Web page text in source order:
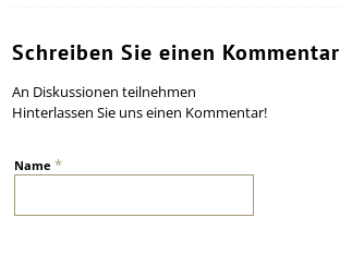
Schreiben Sie einen Kommentar
An Diskussionen teilnehmen
Hinterlassen Sie uns einen Kommentar!
Name*